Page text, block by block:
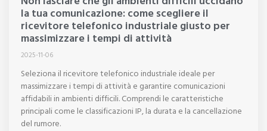
la tua comunicazione: come scegliere il
ricevitore telefonico industriale giusto per
massimizzare i tempi di attività
2025-11-06
Seleziona il ricevitore telefonico industriale ideale per
massimizzare i tempi di attività e garantire comunicazioni
affidabili in ambienti difficili. Comprendi le caratteristiche
principali come le classificazioni IP, la durata e la cancellazione
del rumore.